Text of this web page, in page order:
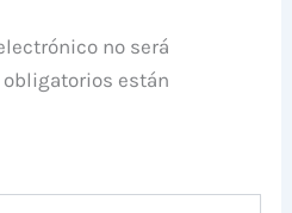
no será
obligatorios están